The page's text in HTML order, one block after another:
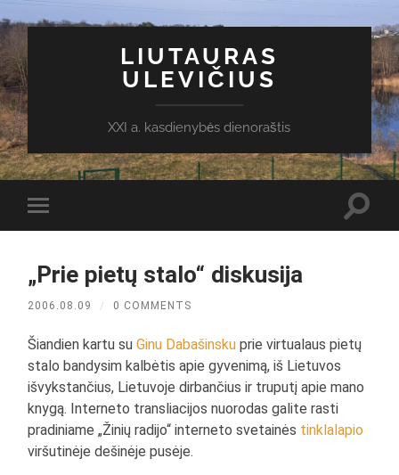
LIUTAURAS
ULEVIČIUS
XXI a. kasdienybės dienoraštis
Toggle
mobile
„Prie pietų stalo“ diskusija
2006.08.09 / 0 COMMENTS
Šiandien kartu suGinu Dabašinsku prie virtualaus pietų
stalo bandysim kalbėtis apie gyvenimą, iš Lietuvos
išvykstančius, Lietuvoje dirbančius ir truputį apie mano
knygą. Interneto transliacijos nuorodas galite rasti
pradiniame „Žinių radijo“ interneto svetainės tinklalapio
viršutinėje dešinėje pusėje.